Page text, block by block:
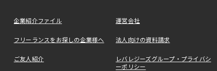
企業紹介ファイル 運営会社
フリーランスをお探しの企業様へ 法人向けの資料請求
ご友人紹介
レバレジーズグループ・プライバシ
ーポリシー